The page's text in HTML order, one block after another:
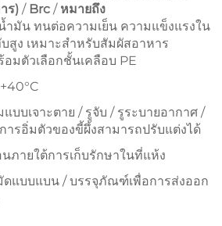
ร) / Brc / หมายถึง
ำมัน ทนต่อความเย็น ความแข็งแรงใน
สูง เหมาะสำหรับสัมผัสอาหาร
อมตัวเลือกชั้นเคลือบ PE
แบบเจาะตาย / รูจับ / รูระบายอากาศ /
ารอิ่มตัวของขี้ผึ้งสามารถปรับแต่งได้
นภายใต้การเก็บรักษาในที่แห้ง
ดแบบแบน / บรรจุภัณฑ์เพื่อการส่งออก